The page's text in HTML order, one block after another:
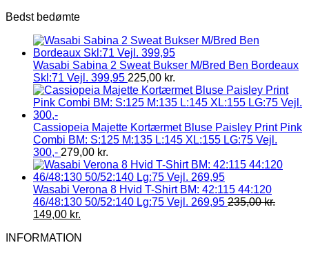
Bedst bedømte
Wasabi Sabina 2 Sweat Bukser M/Bred Ben Bordeaux
Skl:71 Vejl. 399,95 225,00 kr.
Cassiopeia Majette Kortærmet Bluse Paisley Print Pink
Combi BM: S:125 M:135 L:145 XL:155 LG:75 Vejl.
300,- 279,00 kr.
Wasabi Verona 8 Hvid T-Shirt BM: 42:115 44:120
46/48:130 50/52:140 Lg:75 Vejl. 269,95 235,00kr.
149,00 kr.
INFORMATION